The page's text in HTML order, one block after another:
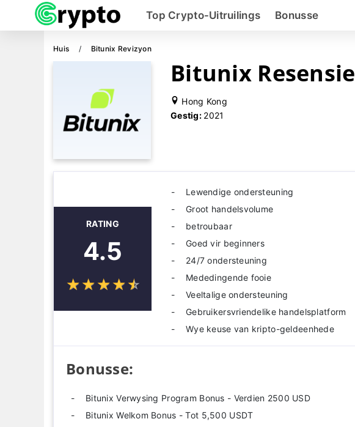
Top Crypto-Uitruilings Bonusse
Huis Bitunix Revizyon
Bitunix Resensie
Hong Kong
Gestig: 2021
RATING
4.5
☆☆☆☆☆
★★★★★
Lewendige ondersteuning
Groot handelsvolume
betroubaar
Goed vir beginners
24/7 ondersteuning
Mededingende fooie
Veeltalige ondersteuning
Gebruikersvriendelike handelsplatform
Wye keuse van kripto-geldeenhede
Bonusse:
Bitunix Verwysing Program Bonus - Verdien 2500 USD
Bitunix Welkom Bonus - Tot 5,500 USDT